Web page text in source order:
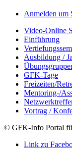
Anmelden um
Video-Online
Einführung
Ausbildung /
GFK-Tage
Freizeiten/
Mentoring-/
Vortrag /
© GFK-Info Portal
Link zu